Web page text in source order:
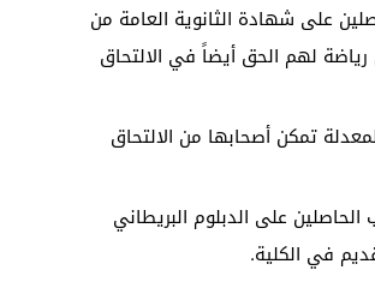
على شهادة الثانوية العامة من
لهم الحق أيضاً في الالتحاق
تمكن أصحابها من الالتحاق
على الدبلوم البريطاني
في الكلية.